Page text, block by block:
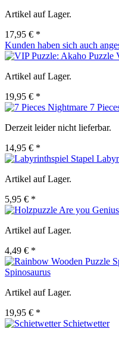
Artikel auf Lager.
17,95 € *
Kunden haben sich auch
Artikel auf Lager.
19,95 € *
7
Derzeit leider nicht lieferbar.
14,95 € *
Artikel auf Lager.
5,95 € *
Artikel auf Lager.
4,49 € *
Spinosaurus
Artikel auf Lager.
19,95 € *
Schietwetter